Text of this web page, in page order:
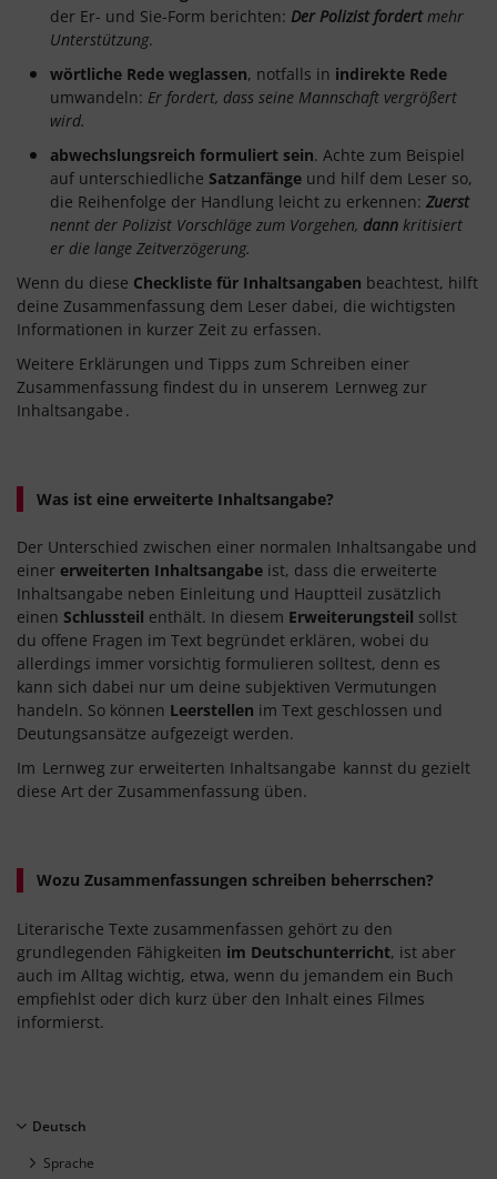
der Er- und Sie-Form berichten: Der Polizist fordertmehr
Unterstützung.
wörtliche Rede weglassen, notfalls in indirekte Rede
umwandeln: Er fordert, dass seine Mannschaft vergrößert
wird.
abwechslungsreich formuliert sein. Achte zum Beispiel
auf unterschiedliche Satzanfänge und hilf dem Leser so,
die Reihenfolge der Handlung leicht zu erkennen: Zuerst
nennt der Polizist Vorschläge zum Vorgehen, dann kritisiert
er die lange Zeitverzögerung.
Wenn du diese Checkliste für Inhaltsangaben beachtest, hilft
deine Zusammenfassung dem Leser dabei, die wichtigsten
Informationen in kurzer Zeit zu erfassen.
Weitere Erklärungen und Tipps zum Schreiben einer
Zusammenfassung findest du in unserem Lernweg zur
Inhaltsangabe .
Was ist eine erweiterte Inhaltsangabe?
Der Unterschied zwischen einer normalen Inhaltsangabe und
einer erweiterten Inhaltsangabe ist, dass die erweiterte
Inhaltsangabe neben Einleitung und Hauptteil zusätzlich
einen Schlussteil enthält. In diesem Erweiterungsteil sollst
du offene Fragen im Text begründet erklären, wobei du
allerdings immer vorsichtig formulieren solltest, denn es
kann sich dabei nur um deine subjektiven Vermutungen
handeln. So können Leerstellen im Text geschlossen und
Deutungsansätze aufgezeigt werden.
Im Lernweg zur erweiterten Inhaltsangabe kannst du gezielt
diese Art der Zusammenfassung üben.
Wozu Zusammenfassungen schreiben beherrschen?
Literarische Texte zusammenfassen gehört zu den
grundlegenden Fähigkeiten im Deutschunterricht, ist aber
auch im Alltag wichtig, etwa, wenn du jemandem ein Buch
empfiehlst oder dich kurz über den Inhalt eines Filmes
informierst.
Deutsch
Sprache